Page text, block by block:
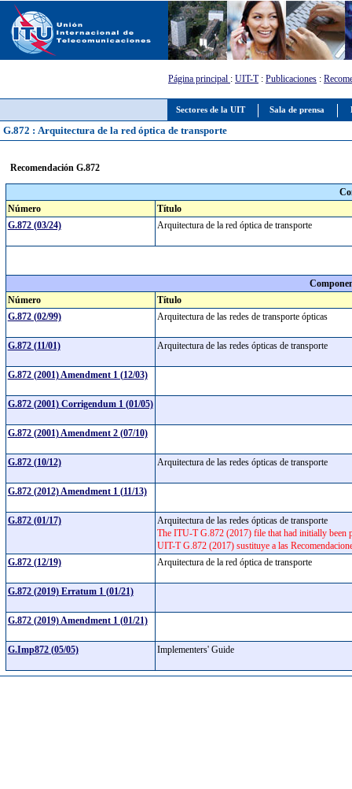
Sectores de la UIT Sala de prensa
Página principal : UIT-T: Publicaciones :
G.872 : Arquitectura de la red óptica de transporte
Recomendación G.872
Número
Título
G.872 (03/24)
Arquitectura de la red óptica de transporte
Número
Título
G.872 (02/99)
Arquitectura de las redes de transporte ópticas
G.872 (11/01) Arquitectura de las redes ópticas de transporte
G.872 (2001) Amendment 1 (12/03)
G.872 (2001) Corrigendum 1 (01/05)
G.872 (2001) Amendment 2 (07/10)
G.872 (10/12) Arquitectura de las redes ópticas de transporte
G.872 (2012) Amendment 1 (11/13)
G.872 (01/17)
Arquitectura de las redes ópticas de transporte
The ITU-T G.872 (2017) file that had initially been
UIT-T G.872 (2017) sustituye a las
G.872 (12/19)
Arquitectura de la red óptica de transporte
G.872 (2019) Erratum 1 (01/21)
G.872 (2019) Amendment 1 (01/21)
G.Imp872 (05/05) Implementers' Guide